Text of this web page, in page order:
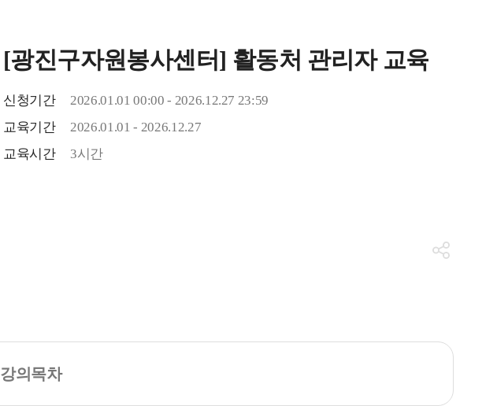
[광진구자원봉사센터] 활동처 관리자 교육
신청기간
2026.01.01 00:00 - 2026.12.27 23:59
교육기간
2026.01.01 - 2026.12.27
교육시간
3시간
강의목차